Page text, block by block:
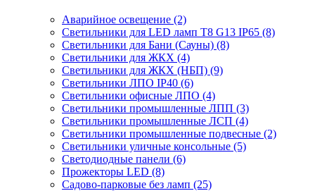
Аварийное освещение (2)
Светильники для LED ламп Т8 G13 IP65 (8)
Светильники для Бани (Сауны) (8)
Светильники для ЖКХ (4)
Светильники для ЖКХ (НБП) (9)
Светильники ЛПО IP40 (6)
Светильники офисные ЛПО (4)
Светильники промышленные ЛПП (3)
Светильники промышленные ЛСП (4)
Светильники промышленные подвесные (2)
Светильники уличные консольные (5)
Светодиодные панели (6)
Прожекторы LED (8)
Садово-парковые без ламп (25)